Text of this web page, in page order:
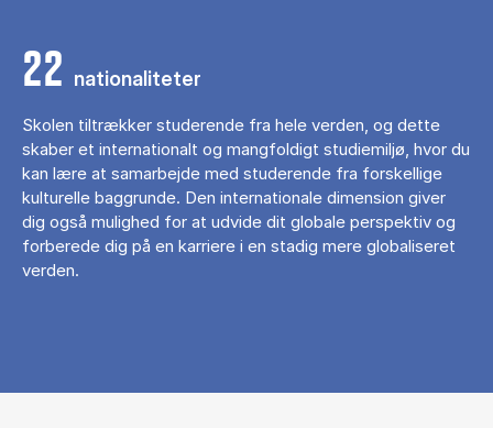
22 nationaliteter
Skolen tiltrækker studerende fra hele verden, og dette
skaber et internationalt og mangfoldigt studiemiljø, hvor du
kan lære at samarbejde med studerende fra forskellige
kulturelle baggrunde. Den internationale dimension giver
dig også mulighed for at udvide dit globale perspektiv og
forberede dig på en karriere i en stadig mere globaliseret
verden.